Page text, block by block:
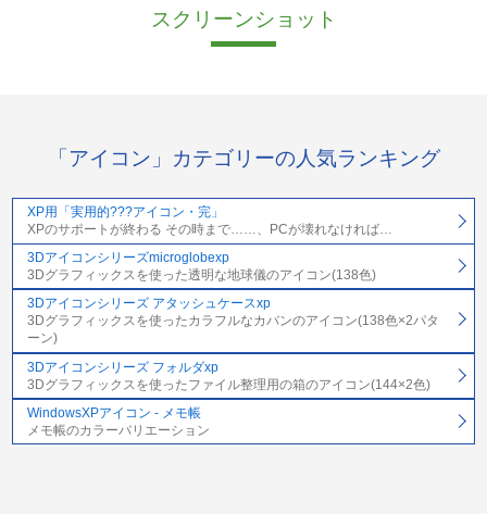
スクリーンショット
「アイコン」カテゴリーの人気ランキング
XP用「実用的???アイコン・完」
XPのサポートが終わる その時まで……、PCが壊れなければ…
3Dアイコンシリーズmicroglobexp
3Dグラフィックスを使った透明な地球儀のアイコン(138色)
3Dアイコンシリーズ アタッシュケースxp
3Dグラフィックスを使ったカラフルなカバンのアイコン(138色×2パタ
ーン)
3Dアイコンシリーズ フォルダxp
3Dグラフィックスを使ったファイル整理用の箱のアイコン(144×2色)
WindowsXPアイコン - メモ帳
メモ帳のカラーバリエーション